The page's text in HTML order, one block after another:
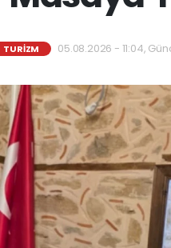
TURİZM 05.08.2026 - 11:04,